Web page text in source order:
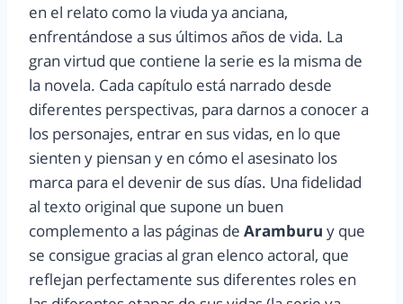
en el relato como la viuda ya anciana,
enfrentándose a sus últimos años de vida. La
gran virtud que contiene la serie es la misma de
la novela. Cada capítulo está narrado desde
diferentes perspectivas, para darnos a conocer a
los personajes, entrar en sus vidas, en lo que
sienten y piensan y en cómo el asesinato los
marca para el devenir de sus días. Una fidelidad
al texto original que supone un buen
complemento a las páginas de Aramburu y que
se consigue gracias al gran elenco actoral, que
reflejan perfectamente sus diferentes roles en